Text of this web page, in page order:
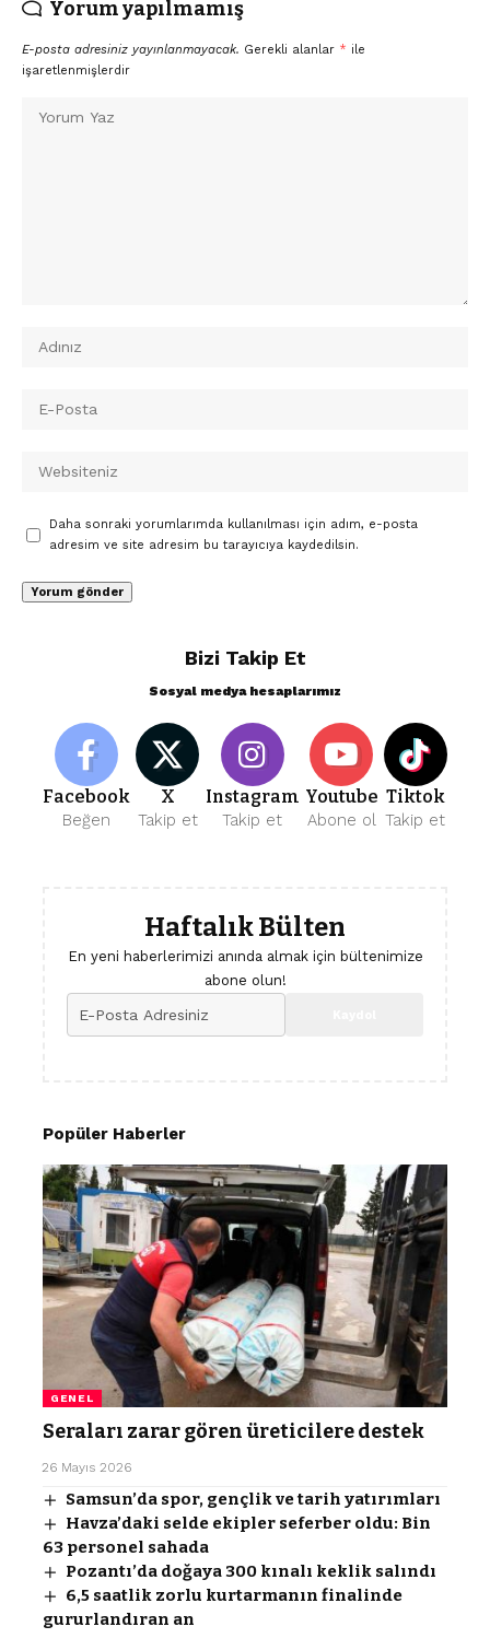
Yorum yapılmamış
E-posta adresiniz yayınlanmayacak. Gerekli alanlar * ile
işaretlenmişlerdir
Daha sonraki yorumlarımda kullanılması için adım, e-posta
adresim ve site adresim bu tarayıcıya kaydedilsin.
Bizi Takip Et
Sosyal medya hesaplarımız
Facebook
Beğen
X
Takip et
Instagram
Takip et
Youtube
Abone ol
Tiktok
Takip et
Haftalık Bülten
En yeni haberlerimizi anında almak için bültenimize
abone olun!
Popüler Haberler
GENEL
Seraları zarar gören üreticilere destek
26 Mayıs 2026
Samsun’da spor, gençlik ve tarih yatırımları
Havza’daki selde ekipler seferber oldu: Bin
63 personel sahada
Pozantı’da doğaya 300 kınalı keklik salındı
6,5 saatlik zorlu kurtarmanın finalinde
gururlandıran an